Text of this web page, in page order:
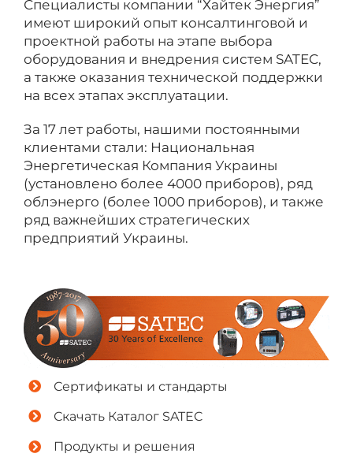
Специалисты компании “Хайтек Энергия”
имеют широкий опыт консалтинговой и
проектной работы на этапе выбора
оборудования и внедрения систем SATEC,
а также оказания технической поддержки
на всех этапах эксплуатации.
За 17 лет работы, нашими постоянными
клиентами стали: Национальная
Энергетическая Компания Украины
(установлено более 4000 приборов), ряд
облэнерго (более 1000 приборов), и также
ряд важнейших стратегических
предприятий Украины.
Сертификаты и стандарты
Скачать Каталог SATEC
Продукты и решения